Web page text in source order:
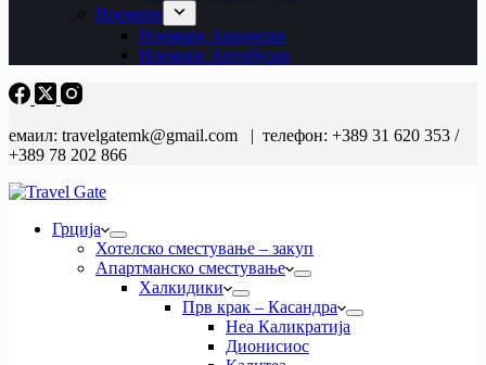
Ноември
Ноември Авионски
Ноември Автобуски
емаил: travelgatemk@gmail.com | телефон: +389 31 620 353 /
+389 78 202 866
Грција
Хотелско сместување – закуп
Апартманско сместување
Халкидики
Прв крак – Касандра
Неа Каликратија
Дионисиос